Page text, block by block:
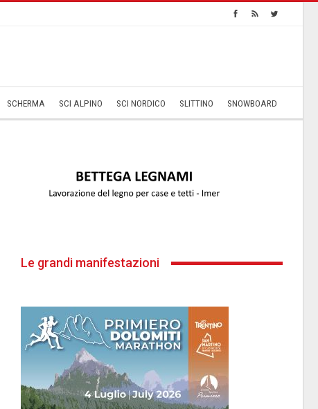
SCHERMA SCI ALPINO SCI NORDICO SLITTINO SNOWBOARD
Le grandi manifestazioni